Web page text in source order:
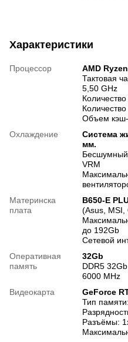
Характеристики
Процессор
AMD
Тактовая
5,50 GHz
Объем кэш-
Охлаждение
Система
мм.
Бесшумный
VRM
Материнска
плата
B650-E
(Asus, MSI,
до 192Gb
Сетевой
Оперативная
память
32Gb
DDR5
6000 MHz
Видеокарта
GeForce
Тип
Разъёмы: